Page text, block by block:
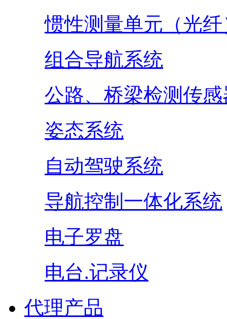
惯性测量单元（光纤
组合导航系统
公路、桥梁检测传感
姿态系统
自动驾驶系统
导航控制一体化系统
电子罗盘
电台.记录仪
代理产品